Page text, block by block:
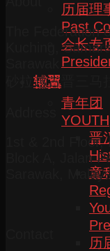
历届理
Past
会长专
辅翼
青年团
YOUTH
晋
章
历
The Federation
Kuching,
砂拉越古晋三马
1st & 2nd
Block A, Jalan
Sarawak,